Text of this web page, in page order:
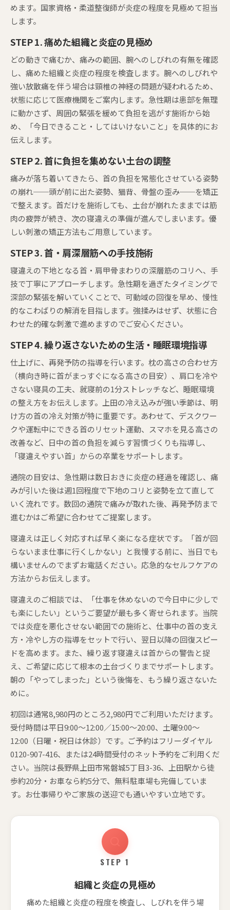
めます。国家資格・柔道整復師が炎症の程度を見極めて担当
します。
STEP 1. 痛めた組織と炎症の見極め
どの動きで痛むか、痛みの範囲、腕へのしびれの有無を確認
し、痛めた組織と炎症の程度を検査します。腕へのしびれや
強い放散痛を伴う場合は頸椎の神経の問題が疑われるため、
状態に応じて医療機関をご案内します。急性期は患部を無理
に動かさず、周囲の緊張を緩めて負担を逃がす施術から始
め、「今日できること・してはいけないこと」を具体的にお
伝えします。
STEP 2. 首に負担を集めない土台の調整
痛みが落ち着いてきたら、首の負担を常態化させている姿勢
の崩れ──頭が前に出た姿勢、猫背、骨盤の歪み──を矯正
で整えます。首だけを施術しても、土台が崩れたままでは筋
肉の疲弊が続き、次の寝違えの準備が進んでしまいます。優
しい刺激の矯正方法もご用意しています。
STEP 3. 首・肩深層筋への手技施術
寝違えの下地となる首・肩甲骨まわりの深層筋のコリへ、手
技で丁寧にアプローチします。急性期を過ぎたタイミングで
深部の緊張を解いていくことで、可動域の回復を早め、慢性
的なこわばりの解消を目指します。強揉みはせず、状態に合
わせた的確な刺激で進めますのでご安心ください。
STEP 4. 繰り返さないための生活・睡眠環境指導
仕上げに、再発予防の指導を行います。枕の高さの合わせ方
（横向き時に首がまっすぐになる高さの目安）、肩口を冷や
さない寝具の工夫、就寝前の1分ストレッチなど、睡眠環境
の整え方をお伝えします。上田の冷え込みが強い季節は、明
け方の首の冷え対策が特に重要です。あわせて、デスクワー
クや運転中にできる首のリセット運動、スマホを見る高さの
改善など、日中の首の負担を減らす習慣づくりも指導し、
「寝違えやすい首」からの卒業をサポートします。
通院の目安は、急性期は数日おきに炎症の経過を確認し、痛
みが引いた後は週1回程度で下地のコリと姿勢を立て直して
いく流れです。数回の通院で痛みが取れた後、再発予防まで
進むかはご希望に合わせてご提案します。
寝違えは正しく対応すれば早く楽になる症状です。「首が回
らないまま仕事に行くしかない」と我慢する前に、当日でも
構いませんのでまずお電話ください。応急的なセルフケアの
方法からお伝えします。
寝違えのご相談では、「仕事を休めないので今日中に少しで
も楽にしたい」というご要望が最も多く寄せられます。当院
では炎症を悪化させない範囲での施術と、仕事中の首の支え
方・冷やし方の指導をセットで行い、翌日以降の回復スピー
ドを高めます。また、繰り返す寝違えは首からの警告と捉
え、ご希望に応じて根本の土台づくりまでサポートします。
朝の「やってしまった」という後悔を、もう繰り返さないた
めに。
初回は通常8,980円のところ2,980円でご利用いただけます。
受付時間は平日9:00〜12:00／15:00〜20:00、土曜9:00〜
12:00（日曜・祝日は休診）です。ご予約はフリーダイヤル
0120-907-416、または24時間受付のネット予約をご利用くだ
さい。当院は長野県上田市常磐城5丁目3-36、上田駅から徒
歩約20分・お車なら約5分で、無料駐車場も完備していま
す。お仕事帰りやご家族の送迎でも通いやすい立地です。
STEP 1
組織と炎症の見極め
痛めた組織と炎症の程度を検査し、しびれを伴う場